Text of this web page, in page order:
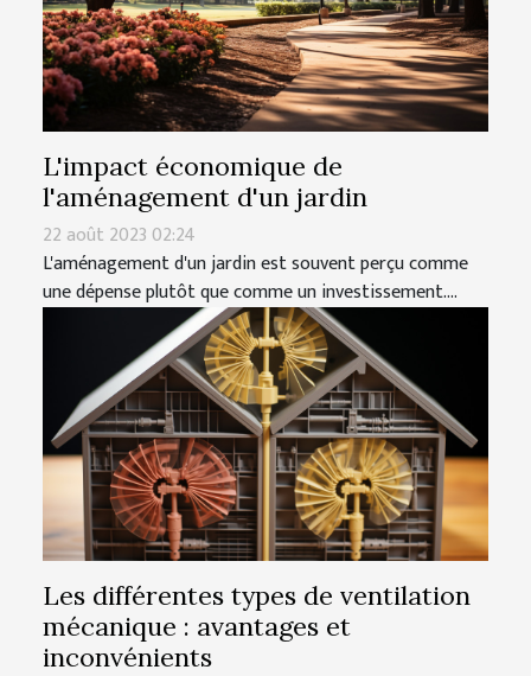
L'impact économique de
l'aménagement d'un jardin
22 août 2023 02:24
L'aménagement d'un jardin est souvent perçu comme
une dépense plutôt que comme un investissement....
Les différentes types de ventilation
mécanique : avantages et
inconvénients